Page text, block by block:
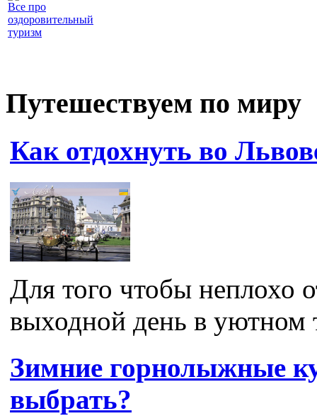
Все про
оздоровительный
туризм
Путешествуем по миру
Как отдохнуть во
Для того чтобы неплохо
выходной день в уютном
Зимние горнолыжные
выбрать?